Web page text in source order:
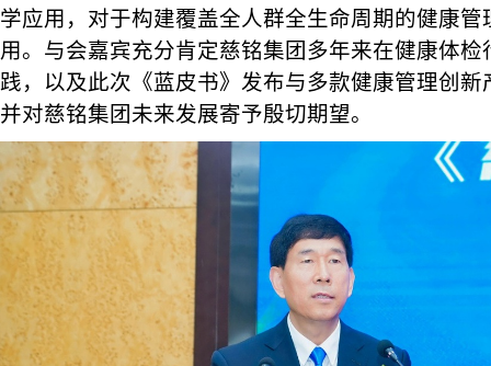
学应用，对于构建覆盖全人群全生命周期的健康
用。与会嘉宾充分肯定慈铭集团多年来在健康体
践，以及此次《蓝皮书》发布与多款健康管理创
并对慈铭集团未来发展寄予殷切期望。